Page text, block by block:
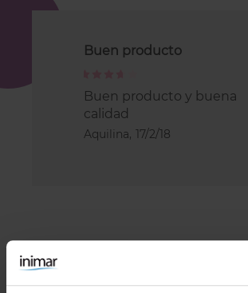
Buen producto
Buen producto y buena
calidad
Aquilina, 17/2/18
COMBÍNALO CON